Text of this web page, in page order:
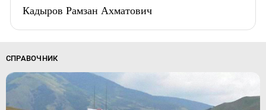
Кадыров Рамзан Ахматович
СПРАВОЧНИК